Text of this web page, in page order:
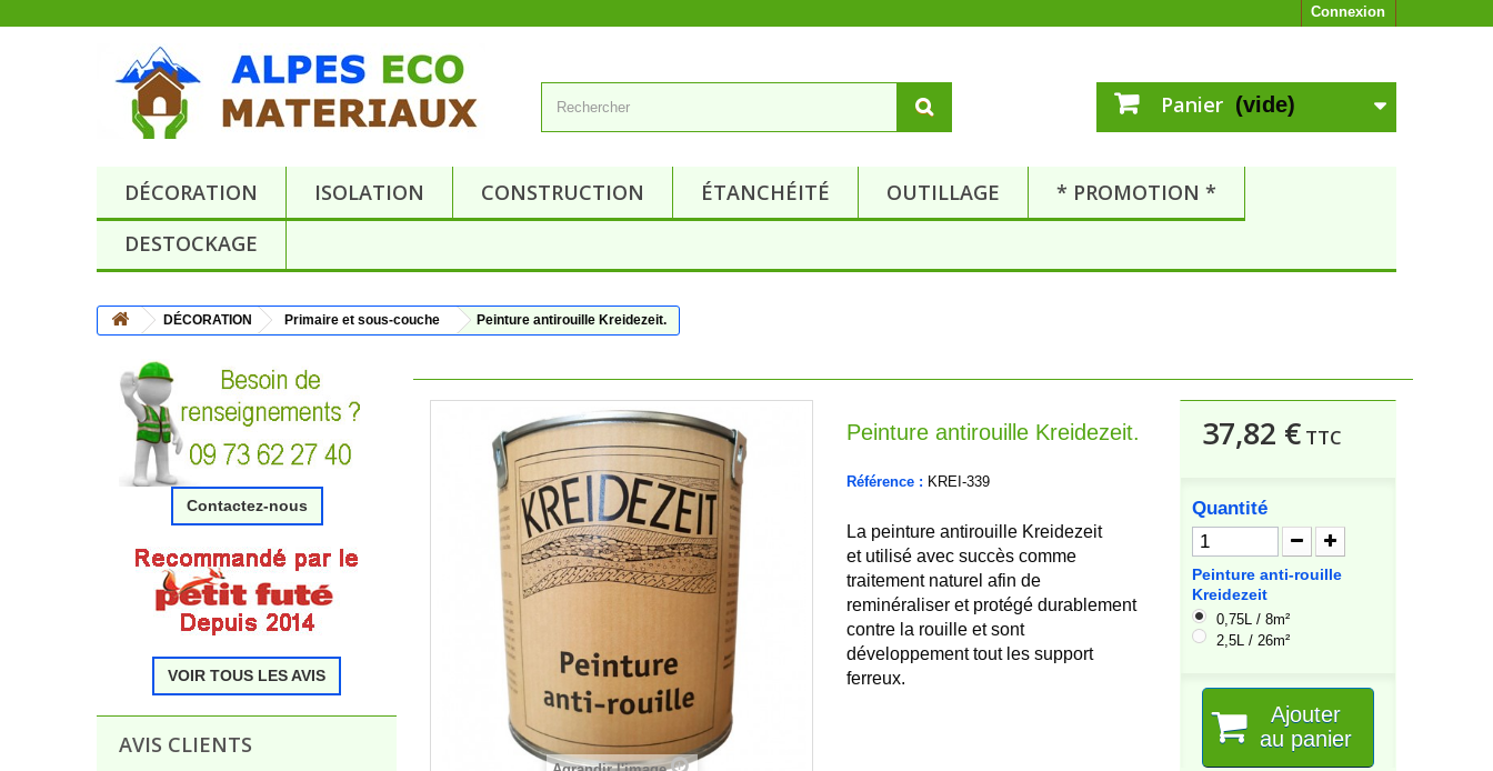
Connexion
Panier (vide)
DÉCORATION ISOLATION CONSTRUCTION ÉTANCHÉITÉ OUTILLAGE
* PROMOTION *
DESTOCKAGE
DÉCORATION Primaire et sous-couche Peinture antirouille Kreidezeit.
Contactez-nous
VOIR TOUS LES AVIS
AVIS CLIENTS
Peinture antirouille Kreidezeit.
Référence : KREI-339
La peinture antirouille Kreidezeit
et utilisé avec succès comme
traitement naturel afin de
reminéraliser et protégé durablement
contre la rouille et sont
développement tout les support
ferreux.
37,82 €TTC
Quantité
Peinture anti-rouille
Kreidezeit
0,75L / 8m²
2,5L / 26m²
Ajouter
au panier